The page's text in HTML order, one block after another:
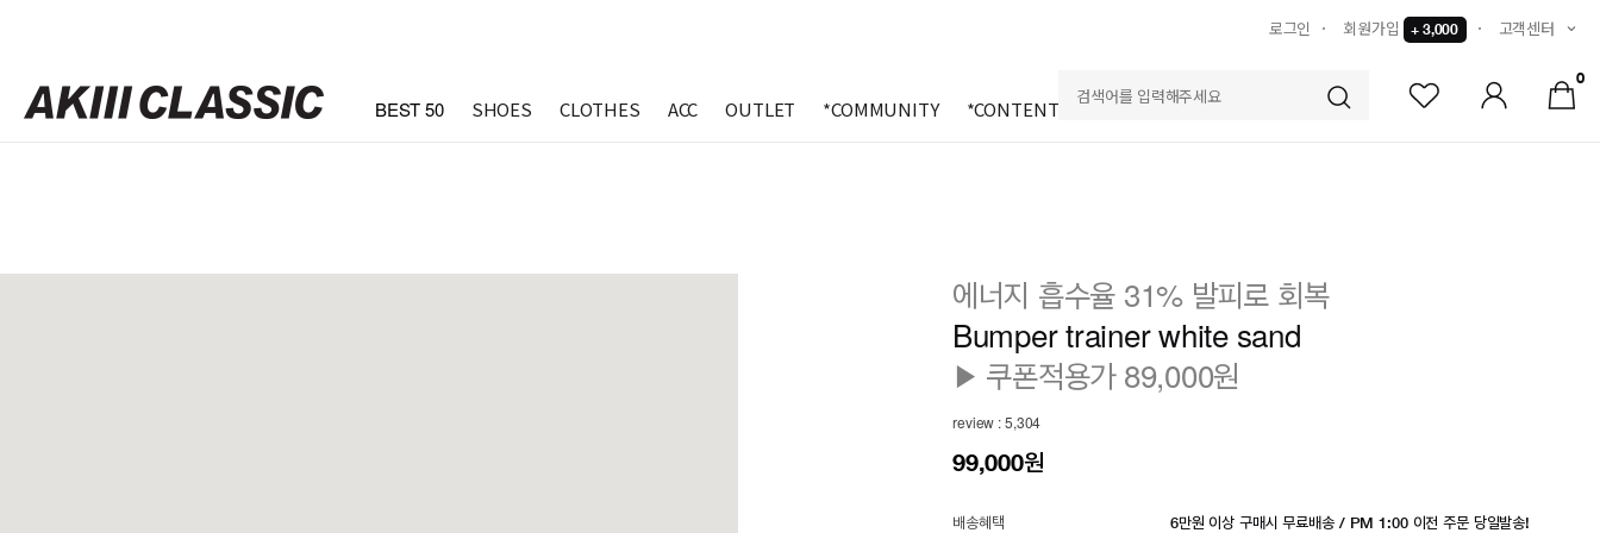
로그인 회원가입 + 3,000 고객센터
BEST 50 SHOES CLOTHES ACC OUTLET *COMMUNITY *CONTENTS
0
에너지 흡수율 31% 발피로 회복
Bumper trainer white sand
▶ 쿠폰적용가 89,000원
review : 5,304
99,000원
배송혜택 6만원 이상 구매시 무료배송 / PM 1:00 이전 주문 당일발송!